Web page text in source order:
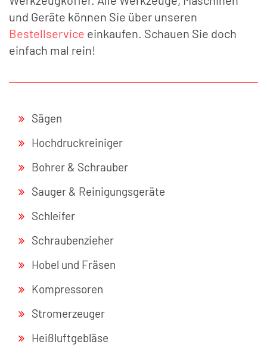
und Geräte können Sie über unseren
Bestellservice einkaufen. Schauen Sie doch
einfach mal rein!
Sägen
Hochdruckreiniger
Bohrer & Schrauber
Sauger & Reinigungsgeräte
Schleifer
Schraubenzieher
Hobel und Fräsen
Kompressoren
Stromerzeuger
Heißluftgebläse